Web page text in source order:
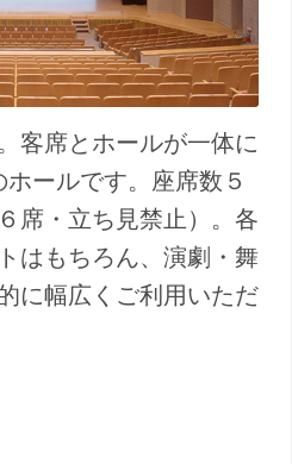
客席とホールが一体に
ールです。座席数５
席・立ち見禁止）。各
はもちろん、演劇・舞
に幅広くご利用いただ